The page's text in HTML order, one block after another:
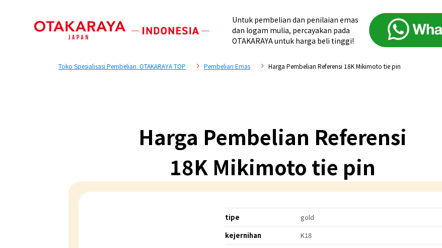
Untuk pembelian dan penilaian emas
dan logam mulia, percayakan pada
OTAKARAYA untuk harga beli tinggi!
Toko Spesialisasi Pembelian. OTAKARAYA TOP Pembelian Emas Harga Pembelian Referensi 18K Mikimoto tie pin
Harga Pembelian Referensi
18K Mikimoto tie pin
tipe
gold
kejernihan
K18